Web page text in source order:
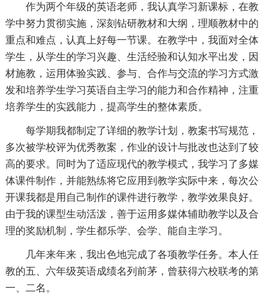
作为两个年级的英语老师，我认真学习新课标，在教
学中努力贯彻实施，深刻钻研教材和大纲，理顺教材中的
重点和难点，认真上好每一节课。在教学中，我面对全体
学生，从学生的学习兴趣、生活经验和认知水平出发，因
材施教，运用体验实践、参与、合作与交流的学习方式激
发和培养学生学习英语自主学习的能力和合作精神，注重
培养学生的实践能力，提高学生的整体素质。
每学期我都制定了详细的教学计划，教案书写规范，
多次被学校评为优秀教案，作业的设计与批改也达到了较
高的要求。同时为了适应现代的教学模式，我学习了多媒
体课件制作，并能熟练将它应用到教学实际中来，每次公
开课我都是用自己制作的课件进行教学，教学效果良好。
由于我的课型生动活泼，善于运用多媒体辅助教学以及合
理的奖励机制，学生都乐学、会学、能自主学习。
几年来年来，我出色地完成了各项教学任务。本人任
教的五、六年级英语成绩名列前茅，曾获得六校联考的第
一、二名。